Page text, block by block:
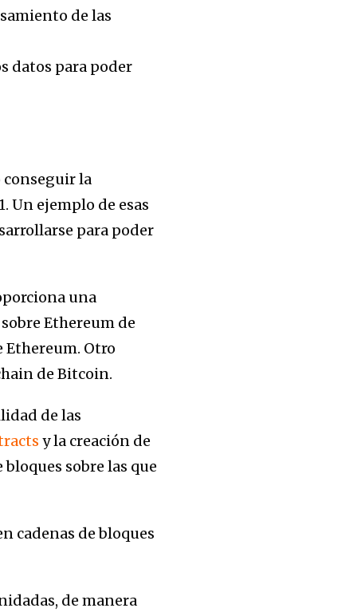
de las
datos para poder
conseguir la
Un ejemplo de esas
para poder
una
Ethereum de
Ethereum. Otro
de Bitcoin.
de las
y la creación de
sobre las que
cadenas de bloques
de manera